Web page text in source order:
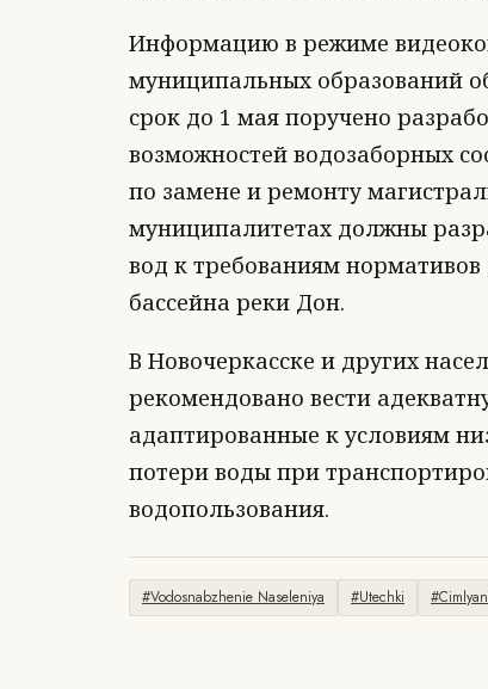
Информацию в режиме
муниципальных образований
срок до 1 мая поручено
возможностей водозаборных
по замене и ремонту
муниципалитетах должны
вод к требованиям
бассейна реки Дон.
В Новочеркасске и других
рекомендовано вести
адаптированные к условиям
потери воды при
водопользования.
#Vodosnabzhenie Naseleniya #Utechki